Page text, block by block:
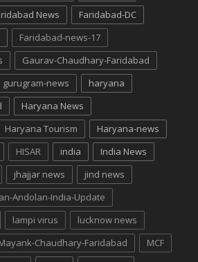
News
Faridabad-DC
Faridabad-news-17
Gaurav-Chaudhary-Faridabad
gurugram-news
haryana
Haryana News
Haryana Tourism
Haryana-news
HISAR india
India News
jhajjar news
jind news
Andolan-India-Update
lampi virus
lucknow news
Chaudhary-Faridabad
MCF